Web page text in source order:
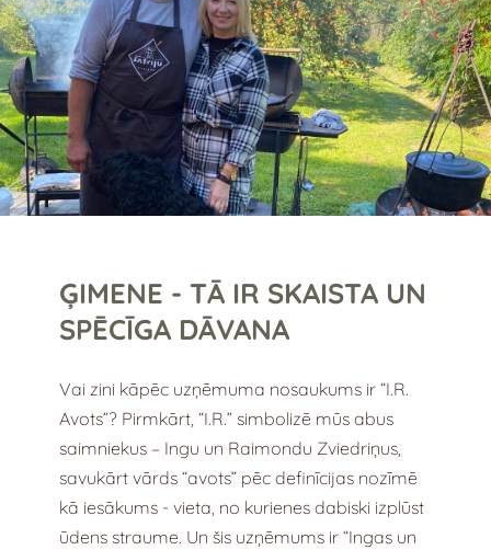
ĢIMENE - TĀ IR SKAISTA UN
SPĒCĪGA DĀVANA
Vai zini kāpēc uzņēmuma nosaukums ir “I.R.
Avots”? Pirmkārt, “I.R.” simbolizē mūs abus
saimniekus – Ingu un Raimondu Zviedriņus,
savukārt vārds “avots” pēc definīcijas nozīmē
kā iesākums - vieta, no kurienes dabiski izplūst
ūdens straume. Un šis uzņēmums ir “Ingas un